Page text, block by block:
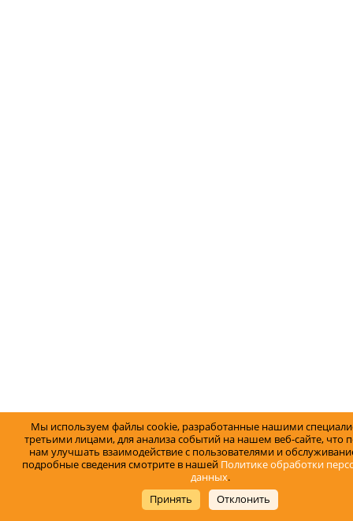
Мы используем файлы cookie, разработанные нашими
третьими лицами, для анализа событий на нашем веб-сайте, что
нам улучшать взаимодействие с пользователями и
подробные сведения смотрите в нашей Политике обработки
данных.
Принять
Отклонить